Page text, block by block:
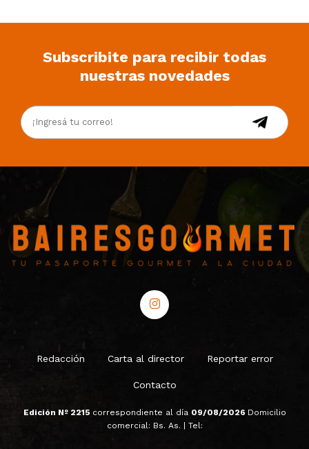
Subscribite para recibir todas
nuestras novedades
Redacción Carta al director Reportar error
Contacto
Edición Nº 2215 correspondiente al día 09/08/2026 Domicilio
comercial: Bs. As. | Tel: